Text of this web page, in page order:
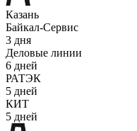
Казань
Байкал-Сервис
3 дня
Деловые линии
6 дней
РАТЭК
5 дней
КИТ
5 дней